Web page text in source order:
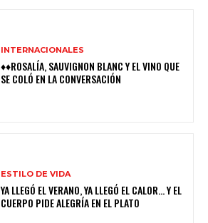
INTERNACIONALES
♦♦ROSALÍA, SAUVIGNON BLANC Y EL VINO QUE
SE COLÓ EN LA CONVERSACIÓN
ESTILO DE VIDA
YA LLEGÓ EL VERANO, YA LLEGÓ EL CALOR… Y EL
CUERPO PIDE ALEGRÍA EN EL PLATO